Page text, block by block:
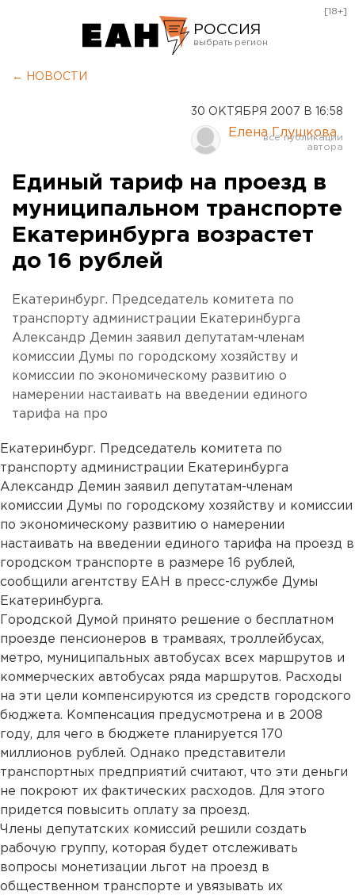
РОССИЯ
Курган
Оренбург
[18+]
← НОВОСТИ
30 ОКТЯБРЯ 2007 В 16:58
Елена Глушкова
Единый тариф на проезд в
муниципальном транспорте
Екатеринбурга возрастет
до 16 рублей
Екатеринбург. Председатель комитета по
транспорту администрации Екатеринбурга
Александр Демин заявил депутатам-членам
комиссии Думы по городскому хозяйству и
комиссии по экономическому развитию о
намерении настаивать на введении единого
тарифа на про
Екатеринбург. Председатель комитета по
транспорту администрации Екатеринбурга
Александр Демин заявил депутатам-членам
комиссии Думы по городскому хозяйству и комиссии
по экономическому развитию о намерении
настаивать на введении единого тарифа на проезд в
городском транспорте в размере 16 рублей,
сообщили агентству ЕАН в пресс-службе Думы
Екатеринбурга.
Городской Думой принято решение о бесплатном
проезде пенсионеров в трамваях, троллейбусах,
метро, муниципальных автобусах всех маршрутов и
коммерческих автобусах ряда маршрутов. Расходы
на эти цели компенсируются из средств городского
бюджета. Компенсация предусмотрена и в 2008
году, для чего в бюджете планируется 170
миллионов рублей. Однако представители
транспортных предприятий считают, что эти деньги
не покроют их фактических расходов. Для этого
придется повысить оплату за проезд.
Члены депутатских комиссий решили создать
рабочую группу, которая будет отслеживать
вопросы монетизации льгот на проезд в
общественном транспорте и увязывать их